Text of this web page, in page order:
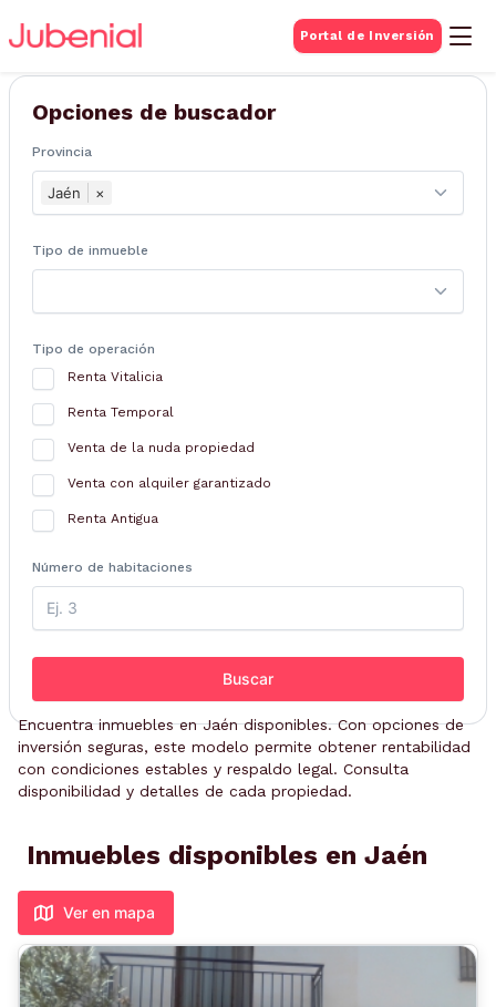
Portal de Inversión
BUSQUEDA DE
Inmuebles
Opciones de buscador
Provincia
Jaén ×
Tipo de inmueble
Tipo de operación
Renta Vitalicia
Renta Temporal
Venta de la nuda propiedad
Venta con alquiler garantizado
Renta Antigua
Número de habitaciones
Buscar
Encuentra inmuebles en Jaén disponibles. Con opciones de
inversión seguras, este modelo permite obtener rentabilidad
con condiciones estables y respaldo legal. Consulta
disponibilidad y detalles de cada propiedad.
Inmuebles disponibles en Jaén
Ver en mapa